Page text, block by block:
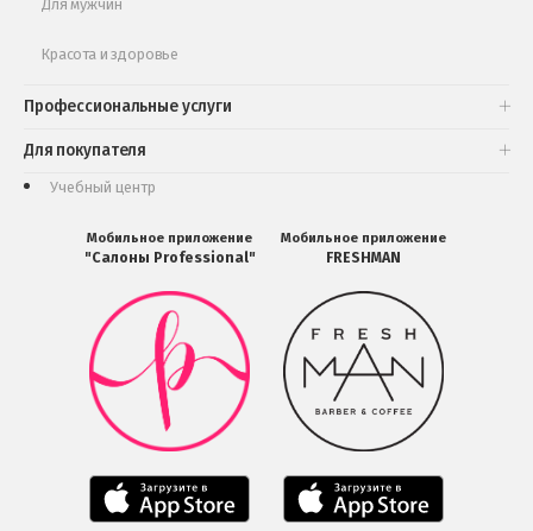
Для мужчин
Красота и здоровье
Профессиональные услуги
Для покупателя
Учебный центр
Мобильное приложение
"Салоны Professional"
Мобильное
приложение
Салоны
Professional
загрузить
в
Google
Мобильное
приложение
Мобильное приложение
FRESHMAN
Мобильное
приложение
FRESHMAN
в
Google
Play
Мобильное
приложение